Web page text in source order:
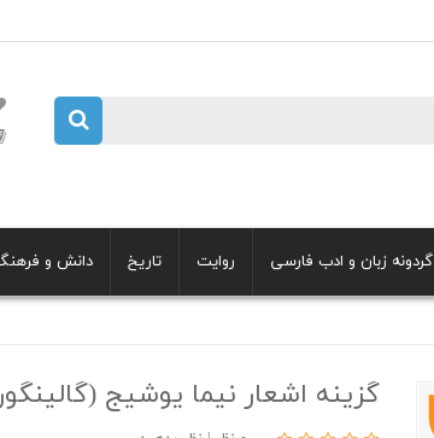
گردونه زبان و ادب فارسی روایت تاریخ دانش و
گزینه اشعار نیما یوشیج